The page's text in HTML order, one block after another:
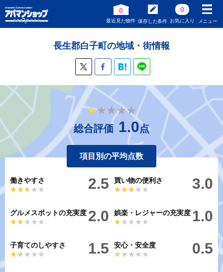
0
最近見た物件 保存した条件
0
お気に入り メニュー
長生郡白子町の地域・街情報
★★★★★
★★★★★
総合評価 1.0点
項目別の平均点数
働きやすさ
★★★★★
★★★★★ 2.5
買い物の便利さ
★★★★★
★★★★★ 3.0
グルメスポットの充実度
★★★★★
★★★★★ 2.0
娯楽・レジャーの充実度
★★★★★
★★★★★ 1.0
子育てのしやすさ
★★★★★
★★★★★ 1.5
安心・安全度
★★★★★
★★★★★ 0.5